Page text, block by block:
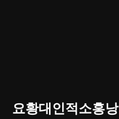
요황대인적소홍낭